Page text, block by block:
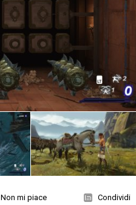
Non mi piace Condividi